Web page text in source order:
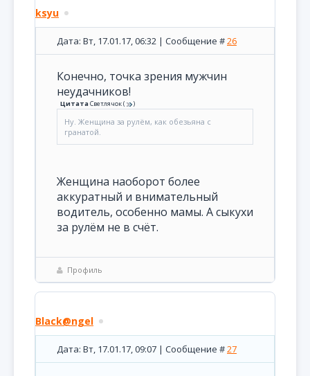
ksyu
Дата: Вт, 17.01.17, 06:32 | Сообщение #26
Конечно, точка зрения мужчин
неудачников!
ЦитатаСветлячок( )
Ну. Женщина за рулём, как обезьяна с
гранатой.
Женщина наоборот более
аккуратный и внимательный
водитель, особенно мамы. А сыкухи
за рулём не в счёт.
Профиль
Black@ngel
Дата: Вт, 17.01.17, 09:07 | Сообщение #27